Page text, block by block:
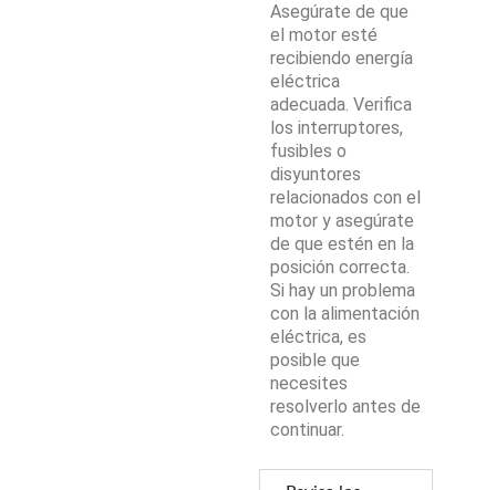
Asegúrate de que
el motor esté
recibiendo energía
eléctrica
adecuada. Verifica
los interruptores,
fusibles o
disyuntores
relacionados con el
motor y asegúrate
de que estén en la
posición correcta.
Si hay un problema
con la alimentación
eléctrica, es
posible que
necesites
resolverlo antes de
continuar.